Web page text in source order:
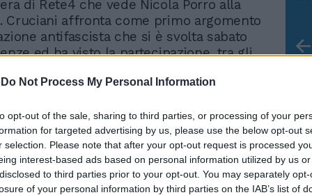
Do Not Process My Personal Information
opt-out of the sale, sharing to third parties, or processing of your
for targeted advertising by us, please use the below opt-out
selection. Please note that after your opt-out request is processed
interest-based ads based on personal information utilized by us
to third parties prior to your opt-out. You may separately
of your personal information by third parties on the IAB’s list of
di Rete4 che vede Nicola Porro alla
Cruciani affronta come primo argomento
antifascista che si è svolta sabato
ed ha visto la partecipazione, tra gli
(Cgil): “La manifestazione di Firenze
Abbiamo visto un corteo pieno di
di un governo definito fascista e la
degli anarchici a Torino. Abbiamo un
come quello del fascismo e
pericolo esistente”.
Trump, Meloni e la strategia
americana